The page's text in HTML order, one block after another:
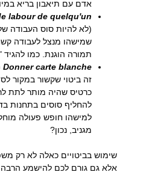
אדם עם תיאבון בריא
labour de quelqu'un
(לא להיות סוס העבודה
שמישהו מנצל לעבודה
תמורה הוגנת. כמו להגיד
Donner carte blanche
זה ביטוי שקשור במקור
כרטיס שהיה מותר לתת
להחליף סוסים בתחנות
למישהו חופש פעולה
מגניב, נכון?
שימוש בביטויים כאלה לא רק
אלא גם גורם לכם להישמע הרבה